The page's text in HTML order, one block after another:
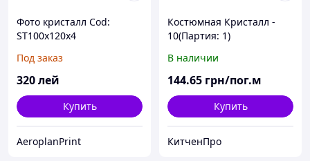
Фото кристалл Cod:
ST100x120x4
Под заказ
320лей
Купить
AeroplanPrint
Костюмная Кристалл -
10(Партия: 1)
В наличии
144.65 грн/пог.м
Купить
КитченПро